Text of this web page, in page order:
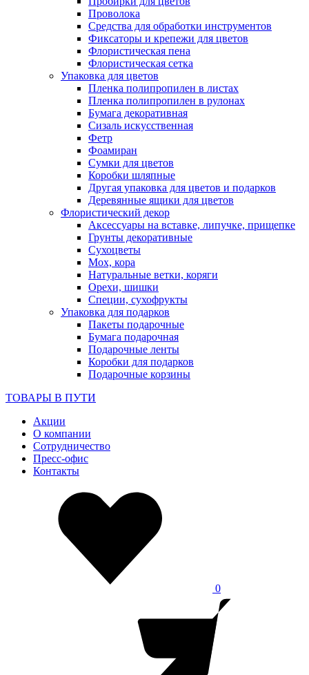
Проволока
Средства для обработки инструментов
Фиксаторы и крепежи для цветов
Флористическая пена
Флористическая сетка
Упаковка для цветов
Пленка полипропилен в листах
Пленка полипропилен в рулонах
Бумага декоративная
Сизаль искусственная
Фетр
Фоамиран
Сумки для цветов
Коробки шляпные
Другая упаковка для цветов и подарков
Деревянные ящики для цветов
Флористический декор
Аксессуары на вставке, липучке, прищепке
Грунты декоративные
Сухоцветы
Мох, кора
Натуральные ветки, коряги
Орехи, шишки
Специи, сухофрукты
Упаковка для подарков
Пакеты подарочные
Бумага подарочная
Подарочные ленты
Коробки для подарков
Подарочные корзины
ТОВАРЫ В ПУТИ
Акции
О компании
Сотрудничество
Пресс-офис
Контакты
0